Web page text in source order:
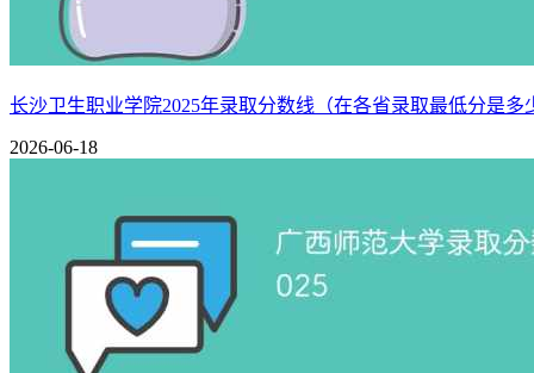
长沙卫生职业学院2025年录取分数线（在各省录取最低分是多
2026-06-18